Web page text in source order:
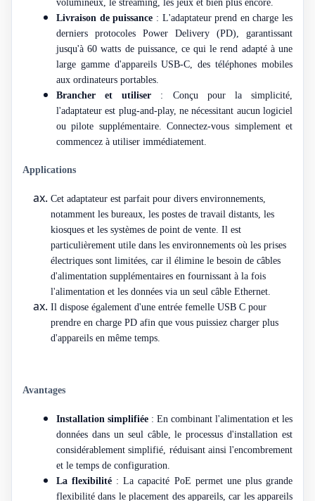
volumineux, le streaming, les jeux et bien plus encore.
Livraison de puissance : L'adaptateur prend en charge les
derniers protocoles Power Delivery (PD), garantissant
jusqu'à 60 watts de puissance, ce qui le rend adapté à une
large gamme d'appareils USB-C, des téléphones mobiles
aux ordinateurs portables.
Brancher et utiliser
: Conçu pour la simplicité,
l'adaptateur est plug-and-play, ne nécessitant aucun logiciel
ou pilote supplémentaire. Connectez-vous simplement et
commencez à utiliser immédiatement.
Applications
Cet adaptateur est parfait pour divers environnements,
notamment les bureaux, les postes de travail distants, les
kiosques et les systèmes de point de vente. Il est
particulièrement utile dans les environnements où les prises
électriques sont limitées, car il élimine le besoin de câbles
d'alimentation supplémentaires en fournissant à la fois
l'alimentation et les données via un seul câble Ethernet.
Il dispose également d'une entrée femelle USB C pour
prendre en charge PD afin que vous puissiez charger plus
d'appareils en même temps.
Avantages
Installation simplifiée : En combinant l'alimentation et les
données dans un seul câble, le processus d'installation est
considérablement simplifié, réduisant ainsi l'encombrement
et le temps de configuration.
La flexibilité : La capacité PoE permet une plus grande
flexibilité dans le placement des appareils, car les appareils